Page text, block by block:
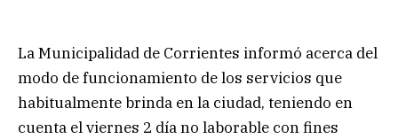
La Municipalidad de Corrientes informó acerca del
modo de funcionamiento de los servicios que
habitualmente brinda en la ciudad, teniendo en
cuenta el viernes 2 día no laborable con fines